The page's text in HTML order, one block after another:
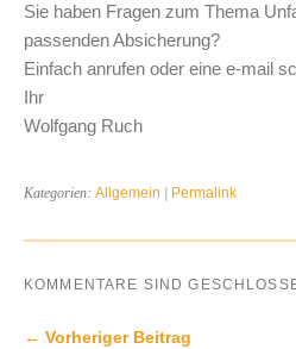
Sie haben Fragen zum Thema
passenden Absicherung?
Einfach anrufen oder eine e-mail
Ihr
Wolfgang Ruch
Kategorien: Allgemein Permalink
KOMMENTARE SIND
← Vorheriger Beitrag